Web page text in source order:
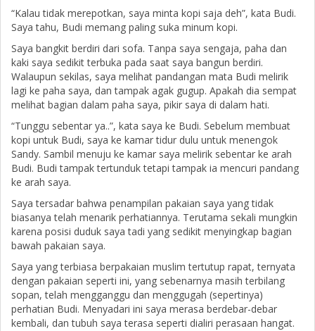
“Kalau tidak merepotkan, saya minta kopi saja deh”, kata Budi.
Saya tahu, Budi memang paling suka minum kopi.
Saya bangkit berdiri dari sofa. Tanpa saya sengaja, paha dan
kaki saya sedikit terbuka pada saat saya bangun berdiri.
Walaupun sekilas, saya melihat pandangan mata Budi melirik
lagi ke paha saya, dan tampak agak gugup. Apakah dia sempat
melihat bagian dalam paha saya, pikir saya di dalam hati.
“Tunggu sebentar ya..”, kata saya ke Budi. Sebelum membuat
kopi untuk Budi, saya ke kamar tidur dulu untuk menengok
Sandy. Sambil menuju ke kamar saya melirik sebentar ke arah
Budi. Budi tampak tertunduk tetapi tampak ia mencuri pandang
ke arah saya.
Saya tersadar bahwa penampilan pakaian saya yang tidak
biasanya telah menarik perhatiannya. Terutama sekali mungkin
karena posisi duduk saya tadi yang sedikit menyingkap bagian
bawah pakaian saya.
Saya yang terbiasa berpakaian muslim tertutup rapat, ternyata
dengan pakaian seperti ini, yang sebenarnya masih terbilang
sopan, telah mengganggu dan menggugah (sepertinya)
perhatian Budi. Menyadari ini saya merasa berdebar-debar
kembali, dan tubuh saya terasa seperti dialiri perasaan hangat.